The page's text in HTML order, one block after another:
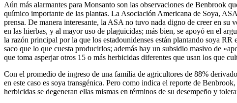
Aún más alarmantes para Monsanto son las observaciones de Benbrook
químico importante de las plantas. La Asociación Americana de Soya,
prensa. De manera interesante, la ASA no tuvo nada digno de creer en su
en las hierbas, y al mayor uso de plaguicidas; más bien, se apoyó en el
la razón principal por la que los estadounidenses están plantando soya
saco que lo que cuesta producirlos; además hay un subsidio masivo de
que toma asperjar otros 15 o más herbicidas diferentes que usan los que
Con el promedio de ingreso de una familia de agricultores de 88%
en este caso es soya transgénica. Pero como indica el reporte de
herbicidas se degeneran ellas mismas en términos de su desempeño y